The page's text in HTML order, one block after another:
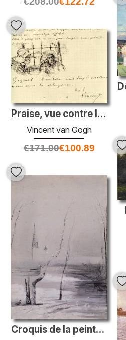
Praise, vue contre la fenêtre, deux têtes
Vincent van Gogh
€171.00€100.89
Croquis de la peinture des oiseaux migrateurs est venu